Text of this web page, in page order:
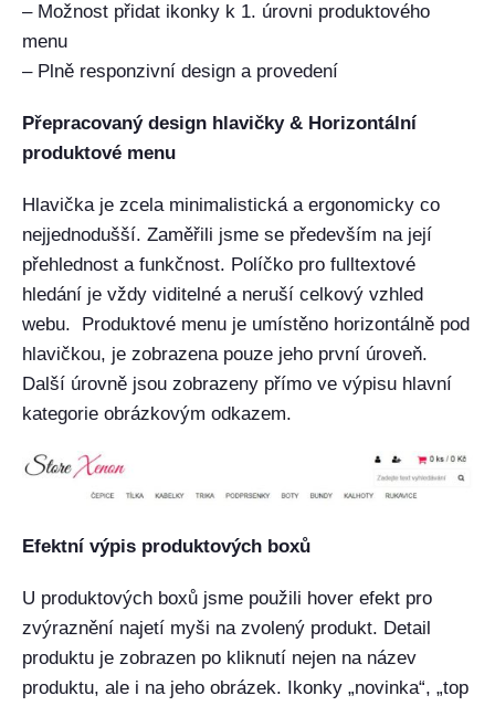
– Možnost přidat ikonky k 1. úrovni produktového
menu
– Plně responzivní design a provedení
Přepracovaný design hlavičky & Horizontální
produktové menu
Hlavička je zcela minimalistická a ergonomicky co
nejjednodušší. Zaměřili jsme se především na její
přehlednost a funkčnost. Políčko pro fulltextové
hledání je vždy viditelné a neruší celkový vzhled
webu. Produktové menu je umístěno horizontálně pod
hlavičkou, je zobrazena pouze jeho první úroveň.
Další úrovně jsou zobrazeny přímo ve výpisu hlavní
kategorie obrázkovým odkazem.
Efektní výpis produktových boxů
U produktových boxů jsme použili hover efekt pro
zvýraznění najetí myši na zvolený produkt. Detail
produktu je zobrazen po kliknutí nejen na název
produktu, ale i na jeho obrázek. Ikonky „novinka“, „top